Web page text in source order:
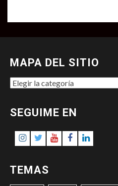
MAPA DEL SITIO
MAPA
SITIO
SEGUIME EN
Instagram
TwitterYoutubeFacebookLinkedIn
TEMAS